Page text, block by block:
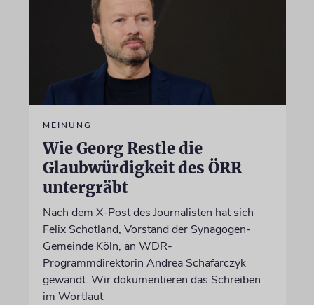
MEINUNG
Wie Georg Restle die
Glaubwürdigkeit des ÖRR
untergräbt
Nach dem X-Post des Journalisten hat sich
Felix Schotland, Vorstand der Synagogen-
Gemeinde Köln, an WDR-
Programmdirektorin Andrea Schafarczyk
gewandt. Wir dokumentieren das Schreiben
im Wortlaut